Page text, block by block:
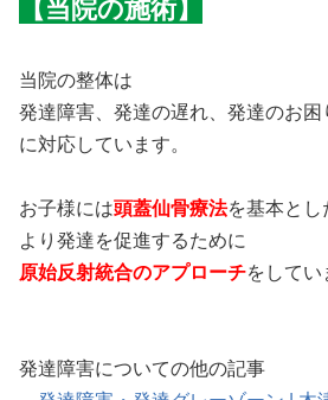
【当院の施術】
当院の整体は
発達障害、発達の遅れ、発達のお困
に対応しています。
お子様には頭蓋仙骨療法を基本とし
より発達を促進するために
原始反射統合のアプローチをしてい
発達障害についての他の記事